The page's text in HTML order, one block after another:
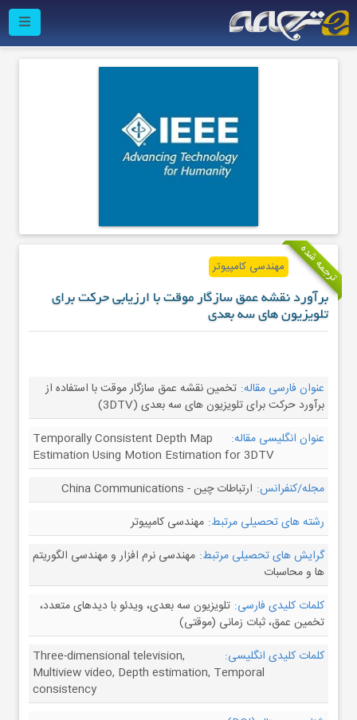
ترجمه شده مهندسی کامپیوتر
برآورد نقشه عمق سازگار موقت با ارزیابی حرکت برای
تلویزیون های سه بعدی
عنوان فارسی مقاله: تخمین نقشه عمق سازگار موقت با استفاده از
برآورد حرکت برای تلویزیون های سه بعدی (3DTV)
عنوان انگلیسی مقاله:
Temporally Consistent Depth Map
Estimation Using Motion Estimation for 3DTV
مجله/کنفرانس: ارتباطات چین - China Communications
رشته های تحصیلی مرتبط: مهندسی کامپیوتر
گرایش های تحصیلی مرتبط: مهندسی نرم افزار و مهندسی الگوریتم
ها و محاسبات
کلمات کلیدی فارسی: تلویزیون سه بعدی، ویدئو با دیدهای متعدد،
تخمین عمق، ثبات زمانی (موقتی)
کلمات کلیدی انگلیسی:
Three-dimensional television,
Multiview video, Depth estimation, Temporal
consistency